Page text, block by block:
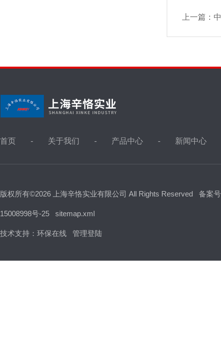
上一篇：
首页 关于我们 产品中心 新闻中心
版权所有©2026 上海辛恪实业有限公司 All Rights Reserved 备案
15008998号-25 sitemap.xml
技术支持： 环保在线 管理登陆